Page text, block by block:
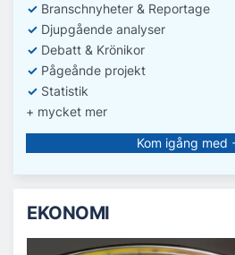
✓ Branschnyheter & Reportage
✓ Djupgående analyser
✓ Debatt & Krönikor
✓ Pågeånde projekt
✓ Statistik
+ mycket mer
Kom igång med
EKONOMI